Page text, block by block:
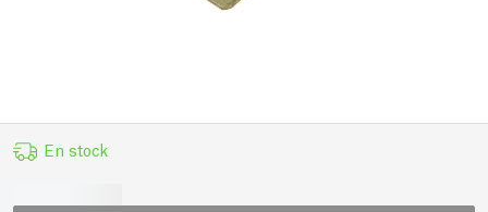
En stock